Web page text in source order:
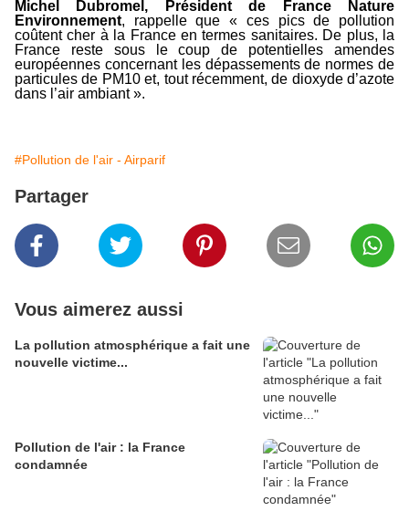
Michel Dubromel, Président de France Nature
Environnement, rappelle que « ces pics de pollution
coûtent cher à la France en termes sanitaires. De plus, la
France reste sous le coup de potentielles amendes
européennes concernant les dépassements de normes de
particules de PM10 et, tout récemment, de dioxyde d’azote
dans l’air ambiant».
#Pollution de l'air - Airparif
Partager
Vous aimerez aussi
La pollution atmosphérique a fait une
nouvelle victime...
Pollution de l'air : la France
condamnée